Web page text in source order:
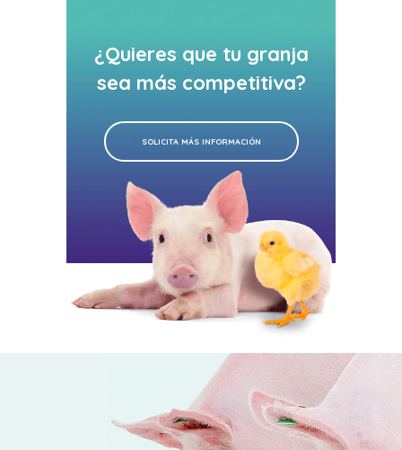
¿Quieres que tu granja
sea más competitiva?
SOLICITA MÁS INFORMACIÓN